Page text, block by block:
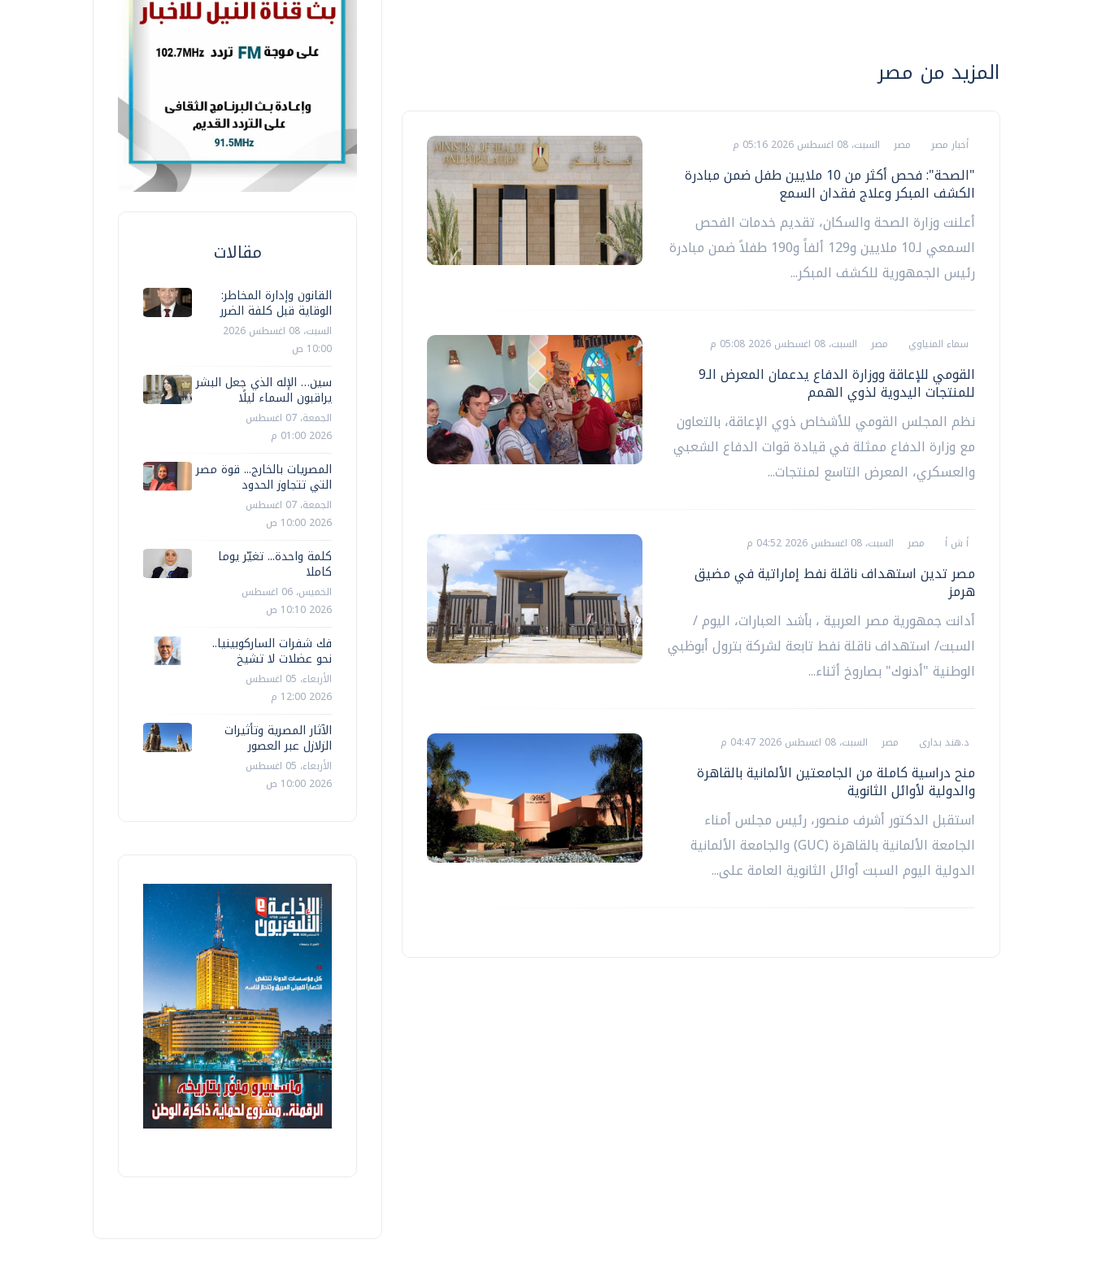
المزيد من مصر
أخبار مصر مصر السبت، 08 اغسطس 2026 05:16 م
"الصحة": فحص أكثر من 10 ملايين طفل ضمن مبادرة
الكشف المبكر وعلاج فقدان السمع
أعلنت وزارة الصحة والسكان، تقديم خدمات الفحص
السمعي لـ10 ملايين و129 ألفاً و190 طفلاً ضمن مبادرة
رئيس الجمهورية للكشف المبكر...
سماء المنياوي مصر السبت، 08 اغسطس 2026 05:08 م
القومي للإعاقة ووزارة الدفاع يدعمان المعرض الـ9
للمنتجات اليدوية لذوي الهمم
نظم المجلس القومي للأشخاص ذوي الإعاقة، بالتعاون
مع وزارة الدفاع ممثلة في قيادة قوات الدفاع الشعبي
والعسكري، المعرض التاسع لمنتجات...
أ ش أ مصر السبت، 08 اغسطس 2026 04:52 م
مصر تدين استهداف ناقلة نفط إماراتية في مضيق
هرمز
أدانت جمهورية مصر العربية ، بأشد العبارات، اليوم /
السبت/ استهداف ناقلة نفط تابعة لشركة بترول أبوظبي
الوطنية "أدنوك" بصاروخ أثناء...
د.هند بدارى مصر السبت، 08 اغسطس 2026 04:47 م
منح دراسية كاملة من الجامعتين الألمانية بالقاهرة
والدولية لأوائل الثانوية
استقبل الدكتور أشرف منصور، رئيس مجلس أمناء
الجامعة الألمانية بالقاهرة (GUC) والجامعة الألمانية
الدولية اليوم السبت أوائل الثانوية العامة على...
مقالات
القانون وإدارة المخاطر:
الوقاية قبل كلفة الضرر
السبت، 08 اغسطس 2026
10:00 ص
سين… الإله الذي جعل البشر
يراقبون السماء ليلًا
الجمعة، 07 اغسطس
2026 01:00 م
المصريات بالخارج... قوة مصر
التي تتجاوز الحدود
الجمعة، 07 اغسطس
2026 10:00 ص
كلمة واحدة... تغيّر يوما
كاملا
الخميس، 06 اغسطس
2026 10:10 ص
فك شفرات الساركوبينيا..
نحو عضلات لا تشيخ
الأربعاء، 05 اغسطس
2026 12:00 م
الآثار المصرية وتأثيرات
الزلازل عبر العصور
الأربعاء، 05 اغسطس
2026 10:00 ص